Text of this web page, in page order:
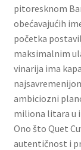
Pokloni
Login
My account
Naši partneri
Newsletter
pitoresknom
obećavajućih
početka
maksimalnim
vinarija ima
ambiciozni
miliona litara u
Ono što Quet
autentičnost i